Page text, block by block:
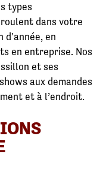
types
dans votre
d'année, en
en entreprise. Nos
et ses
aux demandes
et à l’endroit.